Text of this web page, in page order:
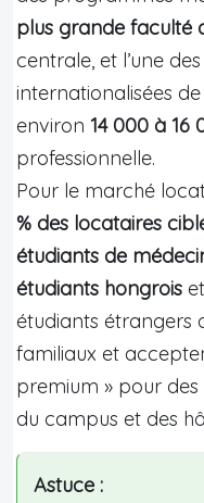
plus grande faculté
centrale, et l’une
internationalisées
environ 14 000 à 16
professionnelle.
Pour le marché
% des locataires
étudiants de
étudiants hongrois et
étudiants étrangers
familiaux et
premium » pour
du campus et des
Astuce :